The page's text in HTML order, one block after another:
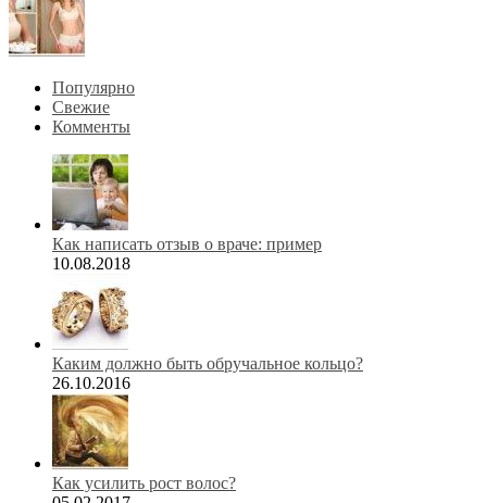
Популярно
Свежие
Комменты
Как написать отзыв о враче: пример
10.08.2018
Каким должно быть обручальное кольцо?
26.10.2016
Как усилить рост волос?